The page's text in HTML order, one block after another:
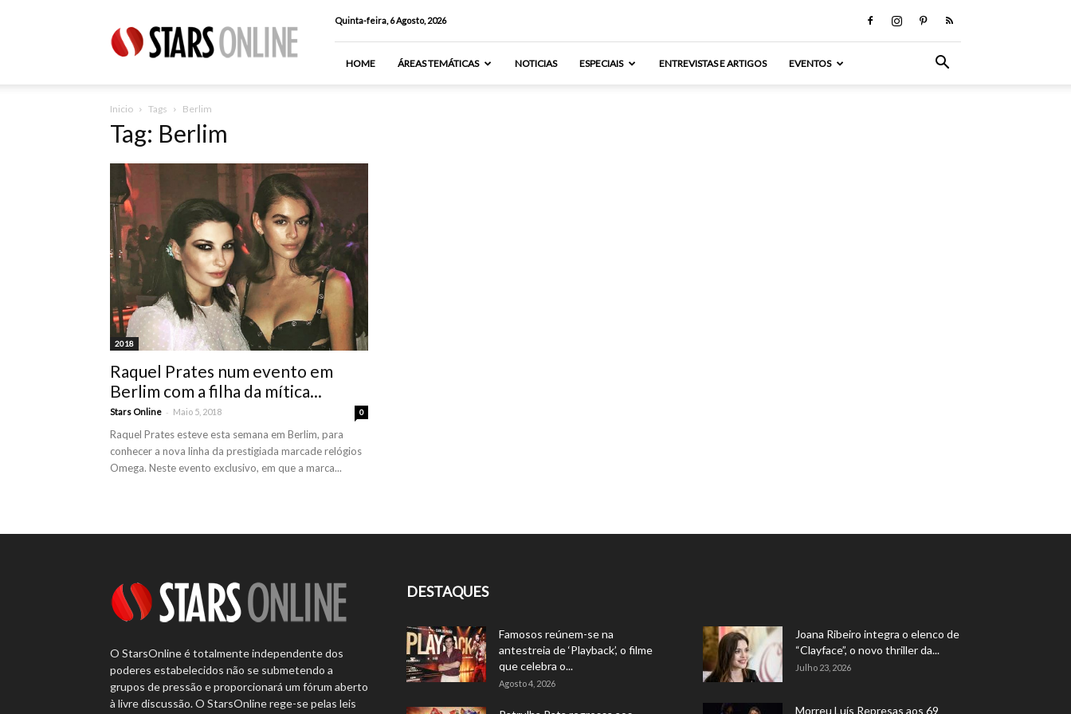
Online
Quinta-feira, 6 Agosto, 2026
HOME ÁREAS TEMÁTICAS NOTICIAS ESPECIAIS ENTREVISTAS E ARTIGOS EVENTOS
Inicio Tags Berlim
Tag: Berlim
2018
Raquel Prates num evento em
Berlim com a filha da mítica...
Stars Online - Maio 5, 2018 0
Raquel Prates esteve esta semana em Berlim, para
conhecer a nova linha da prestigiada marcade relógios
Omega. Neste evento exclusivo, em que a marca...
O StarsOnline é totalmente independente dos
poderes estabelecidos não se submetendo a
grupos de pressão e proporcionará um fórum aberto
à livre discussão. O StarsOnline rege-se pelas leis
DESTAQUES
Famosos reúnem-se na
antestreia de ‘Playback’, o filme
que celebra o...
Agosto 4, 2026
Joana Ribeiro integra o elenco de
“Clayface”, o novo thriller da...
Julho 23, 2026
Morreu Luís Represas aos 69